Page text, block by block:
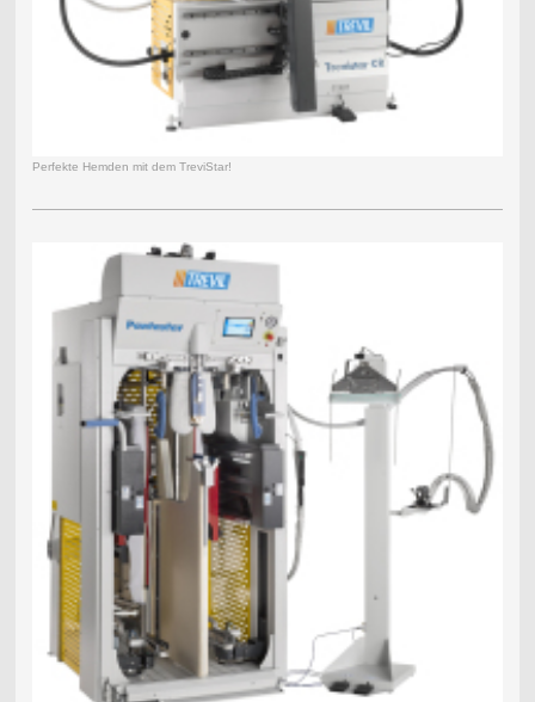
Perfekte Hemden mit dem TreviStar!